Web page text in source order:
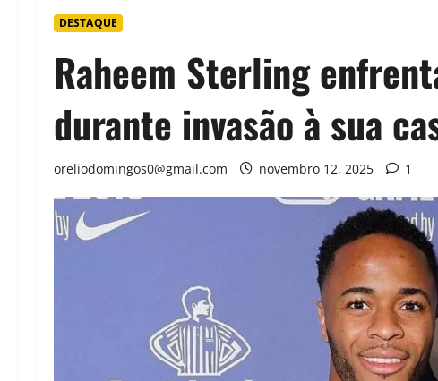
DESTAQUE
Raheem Sterling
durante invasão à sua
oreliodomingos0@gmail.com novembro 12, 2025 1